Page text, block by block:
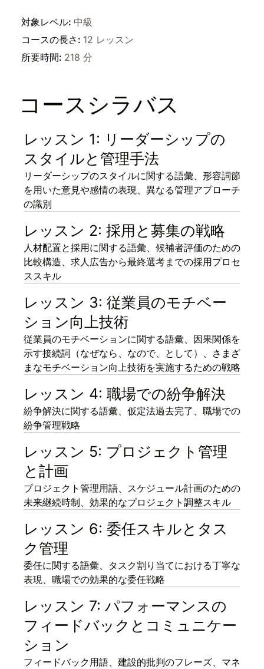
対象レベル: 中級
コースの長さ : 12 レッスン
所要時間: 218 分
コースシラバス
レッスン 1: リーダーシップの
スタイルと管理手法
リーダーシップのスタイルに関する語彙、形容詞節
を用いた意見や感情の表現、異なる管理アプローチ
の識別
レッスン 2: 採用と募集の戦略
人材配置と採用に関する語彙、候補者評価のための
比較構造、求人広告から最終選考までの採用プロセ
ススキル
レッスン 3: 従業員のモチベー
ション向上技術
従業員のモチベーションに関する語彙、因果関係を
示す接続詞（なぜなら、なので、として）、さまざ
まなモチベーション向上技術を実施するための戦略
レッスン 4: 職場での紛争解決
紛争解決に関する語彙、仮定法過去完了、職場での
紛争管理戦略
レッスン 5: プロジェクト管理
と計画
プロジェクト管理用語、スケジュール計画のための
未来継続時制、効果的なプロジェクト調整スキル
レッスン 6: 委任スキルとタス
ク管理
委任に関する語彙、タスク割り当てにおける丁寧な
表現、職場での効果的な委任戦略
レッスン 7: パフォーマンスの
フィードバックとコミュニケー
ション
フィードバック用語、建設的批判のフレーズ、マネ